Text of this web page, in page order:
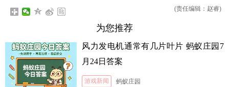
(责任编辑：赵睿)
为您推荐
风力发电机通常有几片叶片 蚂蚁庄园7
月24日答案
游戏新闻 蚂蚁庄园